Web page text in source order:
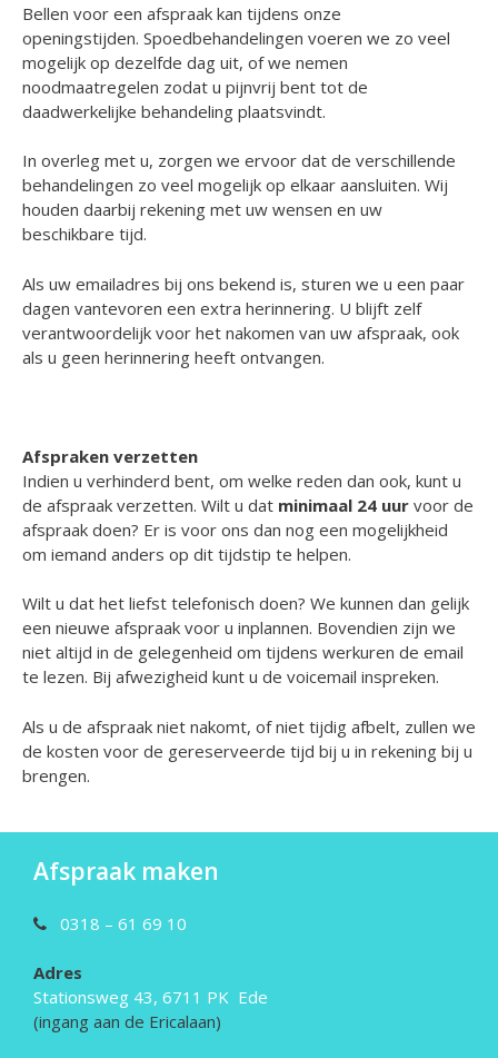
Bellen voor een afspraak kan tijdens onze
openingstijden. Spoedbehandelingen voeren we zo veel
mogelijk op dezelfde dag uit, of we nemen
noodmaatregelen zodat u pijnvrij bent tot de
daadwerkelijke behandeling plaatsvindt.
In overleg met u, zorgen we ervoor dat de verschillende
behandelingen zo veel mogelijk op elkaar aansluiten. Wij
houden daarbij rekening met uw wensen en uw
beschikbare tijd.
Als uw emailadres bij ons bekend is, sturen we u een paar
dagen vantevoren een extra herinnering. U blijft zelf
verantwoordelijk voor het nakomen van uw afspraak, ook
als u geen herinnering heeft ontvangen.
Afspraken verzetten
Indien u verhinderd bent, om welke reden dan ook, kunt u
de afspraak verzetten. Wilt u dat minimaal 24 uur voor de
afspraak doen? Er is voor ons dan nog een mogelijkheid
om iemand anders op dit tijdstip te helpen.
Wilt u dat het liefst telefonisch doen? We kunnen dan gelijk
een nieuwe afspraak voor u inplannen. Bovendien zijn we
niet altijd in de gelegenheid om tijdens werkuren de email
te lezen. Bij afwezigheid kunt u de voicemail inspreken.
Als u de afspraak niet nakomt, of niet tijdig afbelt, zullen we
de kosten voor de gereserveerde tijd bij u in rekening bij u
brengen.
Afspraak maken
0318 – 61 69 10
Adres
Stationsweg 43, 6711 PK Ede
(ingang aan de Ericalaan)